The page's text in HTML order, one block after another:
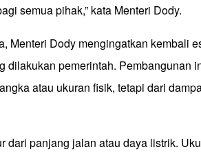
semua pihak,” kata Menteri Dody.
Menteri Dody mengingatkan kembali
dilakukan pemerintah. Pembangunan
atau ukuran fisik, tetapi dari
dari panjang jalan atau daya listrik.